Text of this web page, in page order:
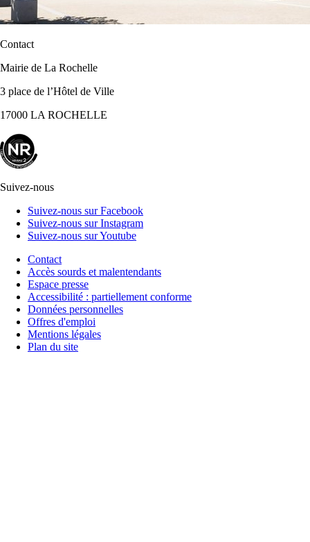
Contact
Mairie de La Rochelle
3 place de l’Hôtel de Ville
17000 LA ROCHELLE
Suivez-nous
Suivez-nous sur Facebook
Suivez-nous sur Instagram
Suivez-nous sur Youtube
Contact
Accès sourds et malentendants
Espace presse
Accessibilité : partiellement conforme
Données personnelles
Offres d'emploi
Mentions légales
Plan du site